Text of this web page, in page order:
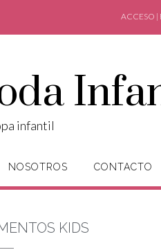
ACCESO |
infantil
NOSOTROS CONTACTO
KIDS